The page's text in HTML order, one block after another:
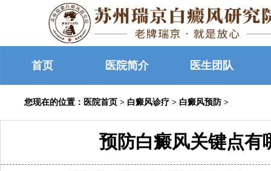
首页 医院简介 医生团队
您现在的位置： 医院首页 > 白癜风诊疗 > 白癜风预防>
预防白癜风关键点有